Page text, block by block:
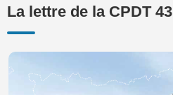
La lettre de la CPDT 43